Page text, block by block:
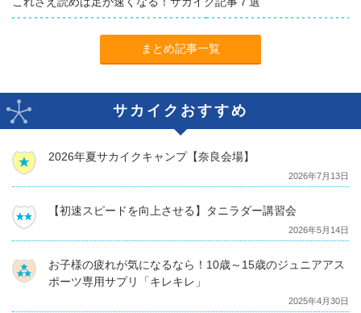
まとめ記事一覧
サカイクおすすめ
2026年夏サカイクキャンプ【奈良会場】
2026年7月13日
【初速スピードを向上させる】タニラダー講習会
2026年5月14日
お子様の疲れが気になるなら！10歳～15歳のジュニアアス
ポーツ専用サプリ「キレキレ」
2025年4月30日